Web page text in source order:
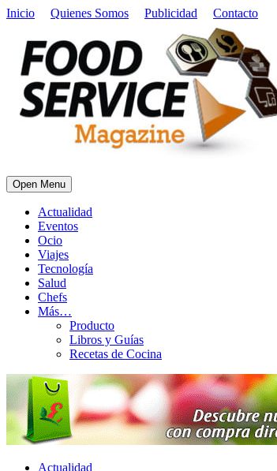
Inicio Quienes Somos Publicidad Contacto
Open Menu
Actualidad
Eventos
Ocio
Viajes
Tecnología
Salud
Chefs
Más…
Producto
Libros y Guías
Recetas de Cocina
Actualidad